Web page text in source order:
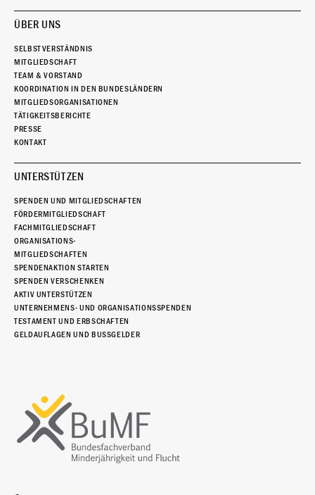
ÜBER UNS
SELBSTVERSTÄNDNIS
MITGLIEDSCHAFT
TEAM & VORSTAND
KOORDINATION IN DEN BUNDESLÄNDERN
MITGLIEDSORGANISATIONEN
TÄTIGKEITSBERICHTE
PRESSE
KONTAKT
UNTERSTÜTZEN
SPENDEN UND MITGLIEDSCHAFTEN
FÖRDERMITGLIEDSCHAFT
FACHMITGLIEDSCHAFT
ORGANISATIONS-
MITGLIEDSCHAFTEN
SPENDENAKTION STARTEN
SPENDEN VERSCHENKEN
AKTIV UNTERSTÜTZEN
UNTERNEHMENS- UND ORGANISATIONSSPENDEN
TESTAMENT UND ERBSCHAFTEN
GELDAUFLAGEN UND BUSSGELDER